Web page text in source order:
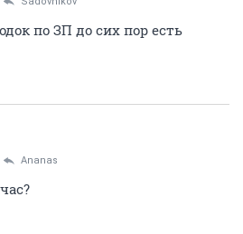
по ЗП до сих пор есть
Ananas